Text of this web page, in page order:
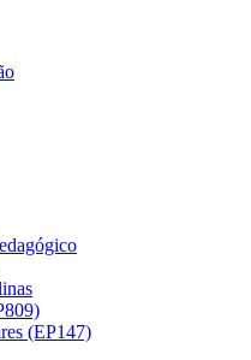
(EP147)